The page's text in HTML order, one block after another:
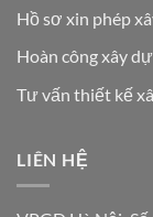
Hồ sơ xin phép
Hoàn công xây
Tư vấn thiết kế
LIÊN HỆ